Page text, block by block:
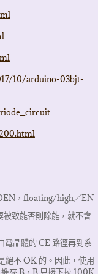
10/arduino-03bjt-
，floating/high／EN
致能否則除能，就不會
電晶體的 CE 路徑再到系
絕不 OK 的。因此，使用